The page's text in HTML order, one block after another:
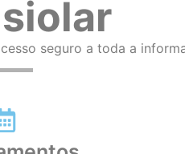
seguro a toda a